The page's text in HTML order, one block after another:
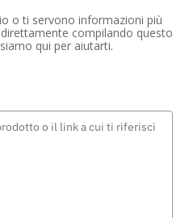
o ti servono informazioni più
compilando questo
qui per aiutarti.